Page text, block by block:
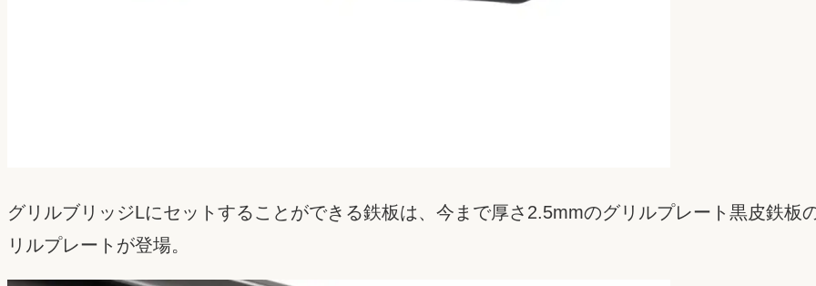
グリルブリッジLにセットすることができる鉄板は、今まで厚さ2.5mmのグリルプレート黒皮鉄
リルプレートが登場。